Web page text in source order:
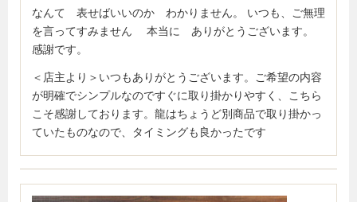
なんて 表せばいいのか わかりません。 いつも、ご無理
を言ってすみません 本当に ありがとうございます。
感謝です。
＜店主より＞いつもありがとうございます。ご希望の内容
が明確でシンプルなのですぐに取り掛かりやすく、こちら
こそ感謝しております。龍はちょうど別商品で取り掛かっ
ていたものなので、タイミングも良かったです